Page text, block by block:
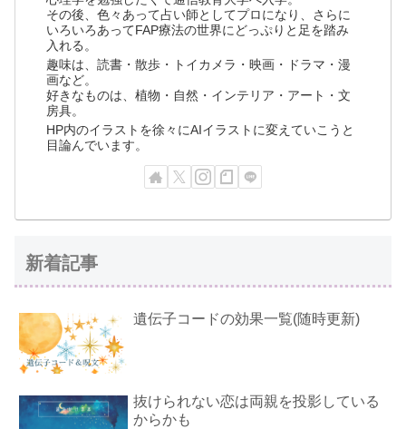
その後、色々あって占い師としてプロになり、さらに
いろいろあってFAP療法の世界にどっぷりと足を踏み
入れる。
趣味は、読書・散歩・トイカメラ・映画・ドラマ・漫
画など。
好きなものは、植物・自然・インテリア・アート・文
房具。
HP内のイラストを徐々にAIイラストに変えていこうと
目論んでいます。
新着記事
遺伝子コードの効果一覧(随時更新)
抜けられない恋は両親を投影している
からかも